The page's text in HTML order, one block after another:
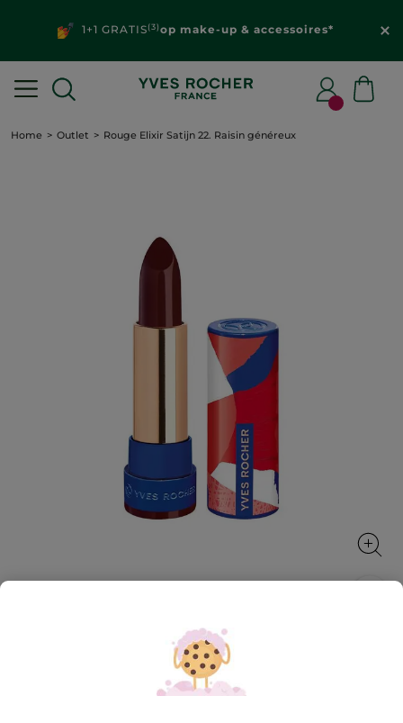
1+1 GRATIS(3)op make-up & accessoires*
Home Outlet Rouge Elixir Satijn 22. Raisin généreux
Rouge Elixir Satijn 22. Raisin généreux
Rouge Elixir Satin, een intens gepigmenteerde lipstick
die aangenaam aanvoelt en de lippen verzorgt.